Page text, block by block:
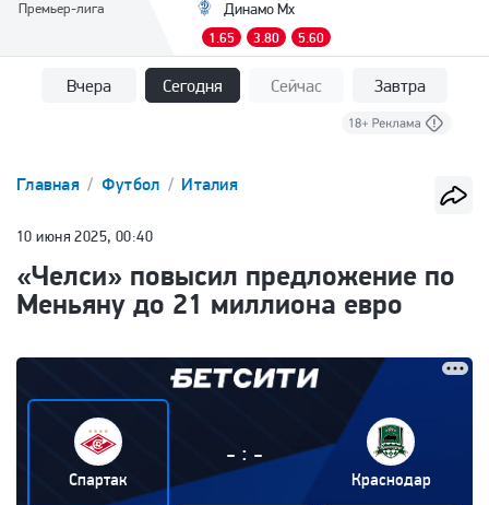
Премьер-лига
Динамо Мх
1.65 3.80 5.60
Вчера Сегодня Сейчас Завтра
Главная Футбол Италия
10 июня 2025, 00:40
«Челси» повысил предложение по
Меньяну до 21 миллиона евро
Спартак
- : -
Краснодар